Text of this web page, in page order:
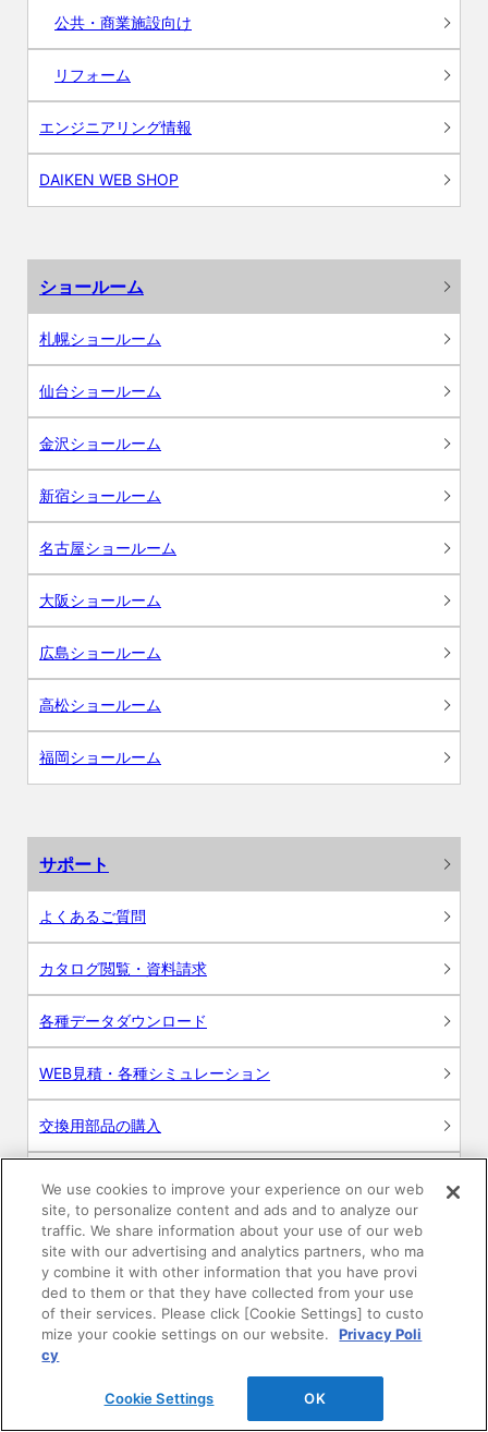
公共・商業施設向け
リフォーム
エンジニアリング情報
DAIKEN WEB SHOP
ショールーム
札幌ショールーム
仙台ショールーム
金沢ショールーム
新宿ショールーム
名古屋ショールーム
大阪ショールーム
広島ショールーム
高松ショールーム
福岡ショールーム
サポート
よくあるご質問
カタログ閲覧・資料請求
各種データダウンロード
WEB見積・各種シミュレーション
交換用部品の購入
お問い合わせ
ログイン
建築・設計関係者様向けサイト
We use cookies to improve your experience on our web
site, to personalize content and ads and to analyze our
traffic. We share information about your use of our web
site with our advertising and analytics partners, who ma
y combine it with other information that you have provi
ded to them or that they have collected from your use
of their services. Please click [Cookie Settings] to custo
mize your cookie settings on our website.
Privacy Poli
cy
Cookie Settings OK